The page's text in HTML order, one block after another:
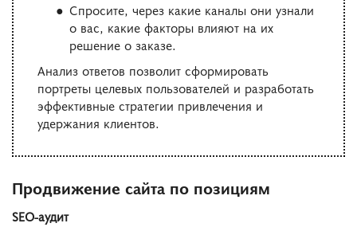
Спросите, через какие каналы они узнали
о вас, какие факторы влияют на их
решение о заказе.
Анализ ответов позволит сформировать
портреты целевых пользователей и разработать
эффективные стратегии привлечения и
удержания клиентов.
Продвижение сайта по позициям
SEO-аудит